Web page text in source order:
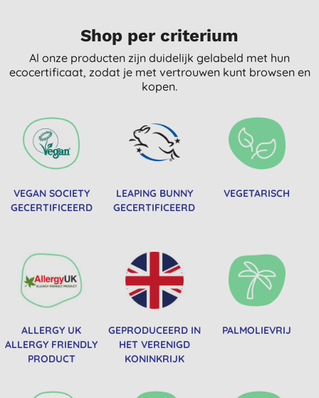
Shop per criterium
Al onze producten zijn duidelijk gelabeld met hun
ecocertificaat, zodat je met vertrouwen kunt browsen en
kopen.
VEGAN SOCIETY
GECERTIFICEERD
LEAPING BUNNY
GECERTIFICEERD
VEGETARISCH
ALLERGY UK
ALLERGY FRIENDLY
PRODUCT
GEPRODUCEERD IN
HET VERENIGD
KONINKRIJK
PALMOLIEVRIJ